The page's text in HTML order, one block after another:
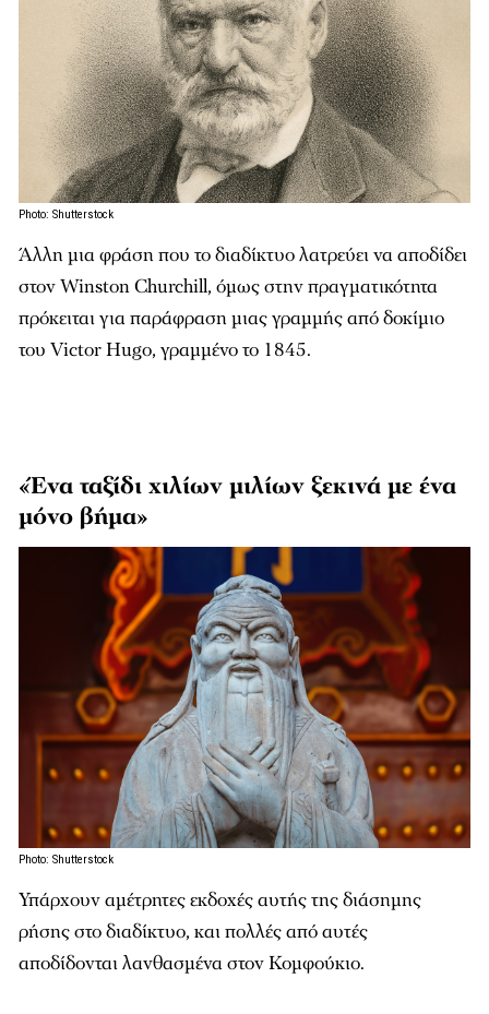
Photo: Shutterstock
Άλλη μια φράση που το διαδίκτυο λατρεύει να αποδίδει
στον Winston Churchill, όμως στην πραγματικότητα
πρόκειται για παράφραση μιας γραμμής από δοκίμιο
του Victor Hugo, γραμμένο το 1845.
«Ένα ταξίδι χιλίων μιλίων ξεκινά με ένα
μόνο βήμα»
Photo: Shutterstock
Υπάρχουν αμέτρητες εκδοχές αυτής της διάσημης
ρήσης στο διαδίκτυο, και πολλές από αυτές
αποδίδονται λανθασμένα στον Κομφούκιο.